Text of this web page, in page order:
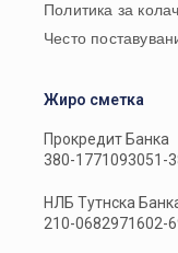
Политика за
Често
Жиро сметка
Прокредит Банка
380-1771093051-
НЛБ Тутнска
210-0682971602-